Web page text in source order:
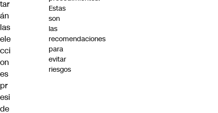
tar
án
las
ele
cci
on
es
pr
esi
de
Estas
son
las
recomendaciones
para
evitar
riesgos